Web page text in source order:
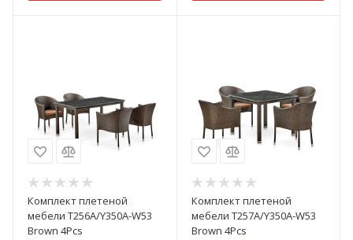
Комплект плетеной
мебели T256A/Y350A-W53
Brown 4Pcs
Комплект плетеной
мебели T257A/Y350A-W53
Brown 4Pcs